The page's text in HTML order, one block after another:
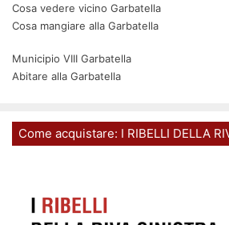
Cosa vedere vicino Garbatella
Cosa mangiare alla Garbatella
Municipio VIII Garbatella
Abitare alla Garbatella
Come acquistare: I RIBELLI DELLA